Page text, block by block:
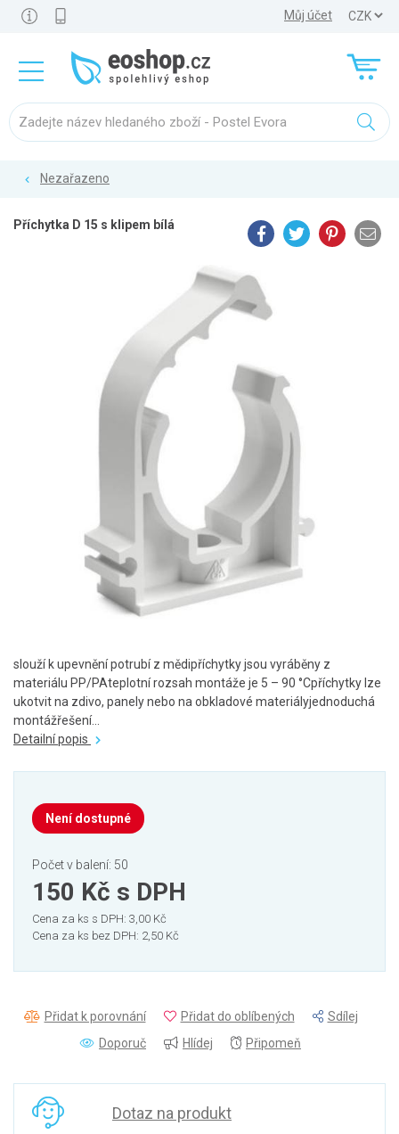
Můj účet
Nezařazeno
Příchytka D 15 s klipem bílá
slouží k upevnění potrubí z mědipříchytky jsou vyráběny z
materiálu PP/PAteplotní rozsah montáže je 5 – 90 °Cpříchytky lze
ukotvit na zdivo, panely nebo na obkladové materiályjednoduchá
montážřešení...
Detailní popis
Není dostupné
Počet v balení: 50
150 Kč s DPH
Cena za ks s DPH: 3,00 Kč
Cena za ks bez DPH: 2,50 Kč
Přidat k porovnání Přidat do oblíbených
Sdílej
Doporuč
Hlídej Připomeň
Dotaz na produkt